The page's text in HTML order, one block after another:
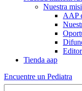
Nuestra
AAP
Tienda aap
Encuentre un Pediatra